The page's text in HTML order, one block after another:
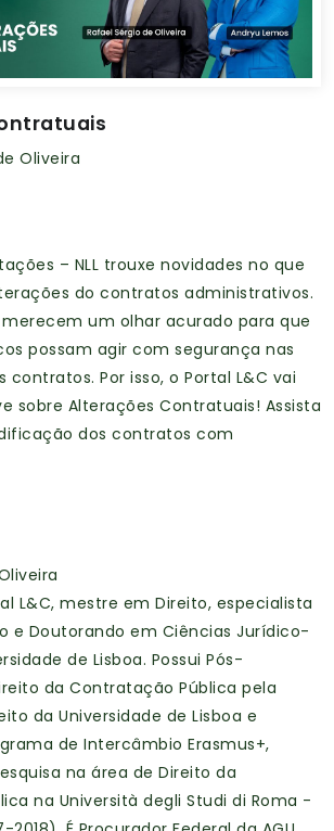
Oliveira
– NLL trouxe novidades no que
do contratos administrativos.
um olhar acurado para que
possam agir com segurança nas
Por isso, o Portal L&C vai
sobre Alterações Contratuais! Assista
dos contratos com
L&C, mestre em Direito, especialista
e Doutorando em Ciências Jurídico-
de Lisboa. Possui Pós-
da Contratação Pública pela
da Universidade de Lisboa e
de Intercâmbio Erasmus+,
na área de Direito da
na Università degli Studi di Roma -